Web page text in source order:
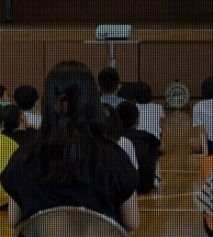
千葉県 東京都 富山県
山口県 徳島県